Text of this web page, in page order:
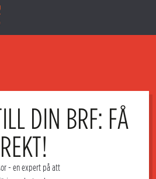
DIN BRF: FÅ
- en expert på att